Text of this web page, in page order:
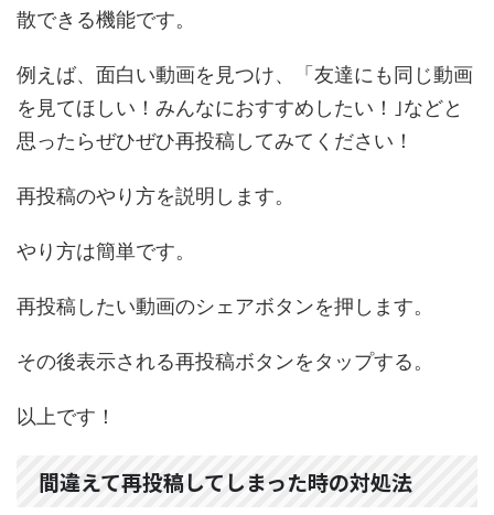
散できる機能です。
例えば、面白い動画を見つけ、「友達にも同じ動画
を見てほしい！みんなにおすすめしたい！｣などと
思ったらぜひぜひ再投稿してみてください！
再投稿のやり方を説明します。
やり方は簡単です。
再投稿したい動画のシェアボタンを押します。
その後表示される再投稿ボタンをタップする。
以上です！
間違えて再投稿してしまった時の対処法